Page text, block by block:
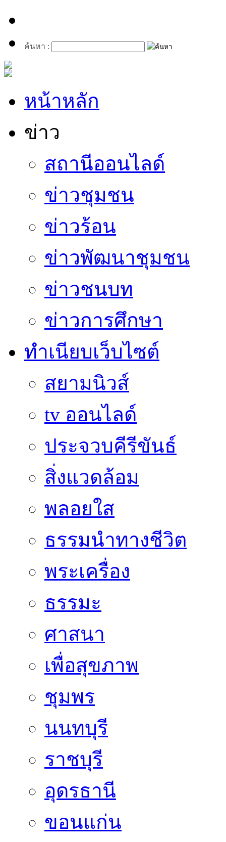
ค้นหา :
หน้าหลัก
ข่าว
สถานีออนไลด์
ข่าวชุมชน
ข่าวร้อน
ข่าวพัฒนาชุมชน
ข่าวชนบท
ข่าวการศึกษา
ทำเนียบเว็บไซต์
สยามนิวส์
tv ออนไลด์
ประจวบคีรีขันธ์
สิ่งแวดล้อม
พลอยใส
ธรรมนำทางชีวิต
พระเครื่อง
ธรรมะ
ศาสนา
เพื่อสุขภาพ
ชุมพร
นนทบุรี
ราชบุรี
อุดรธานี
ขอนแก่น